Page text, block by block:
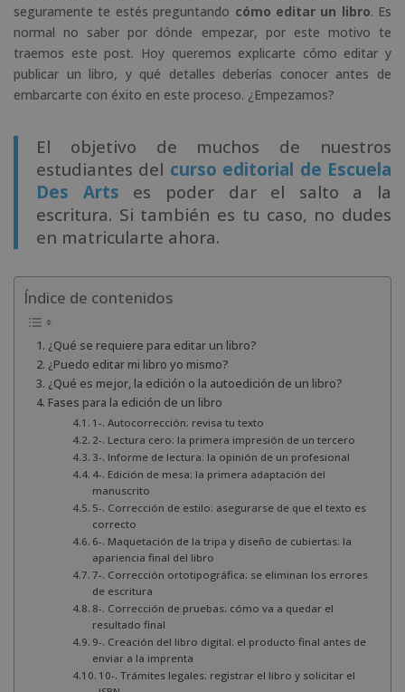
seguramente te estés preguntando cómo editar un libro. Es
normal no saber por dónde empezar, por este motivo te
traemos este post. Hoy queremos explicarte cómo editar y
publicar un libro, y qué detalles deberías conocer antes de
embarcarte con éxito en este proceso. ¿Empezamos?
El objetivo de muchos de nuestros
estudiantes del curso editorial de Escuela
Des Arts es poder dar el salto a la
escritura. Si también es tu caso, no dudes
en matricularte ahora.
Índice de contenidos
¿Qué se requiere para editar un libro?
¿Puedo editar mi libro yo mismo?
¿Qué es mejor, la edición o la autoedición de un libro?
Fases para la edición de un libro
1-. Autocorrección: revisa tu texto
2-. Lectura cero: la primera impresión de un tercero
3-. Informe de lectura: la opinión de un profesional
4-. Edición de mesa: la primera adaptación del
manuscrito
5-. Corrección de estilo: asegurarse de que el texto es
correcto
6-. Maquetación de la tripa y diseño de cubiertas: la
apariencia final del libro
7-. Corrección ortotipográfica: se eliminan los errores
de escritura
8-. Corrección de pruebas: cómo va a quedar el
resultado final
9-. Creación del libro digital: el producto final antes de
enviar a la imprenta
10-. Trámites legales: registrar el libro y solicitar el